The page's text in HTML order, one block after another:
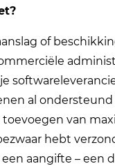
of
al ondersteund
van
hebt
een aangifte – een